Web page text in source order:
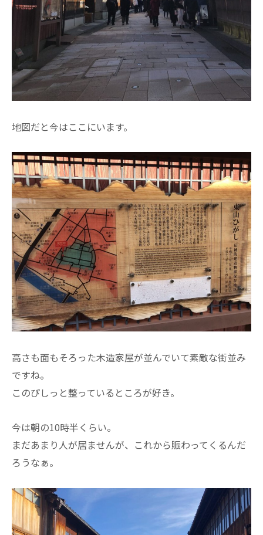
地図だと今はここにいます。
高さも面もそろった木造家屋が並んでいて素敵な街並み
ですね。
このぴしっと整っているところが好き。
今は朝の10時半くらい。
まだあまり人が居ませんが、これから賑わってくるんだ
ろうなぁ。